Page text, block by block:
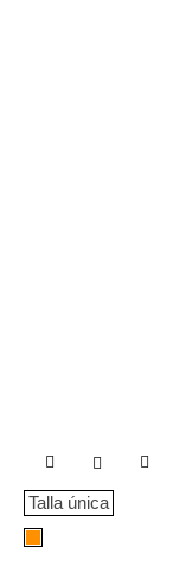

Talla única
Naranja